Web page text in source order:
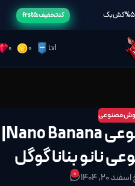
کد تخفیف: frst5
0 0 Lvl
مصنوعی
5 قابلیت هوش مصنوعی Nano Banana|
بنانا گوگل
20, 1404
0